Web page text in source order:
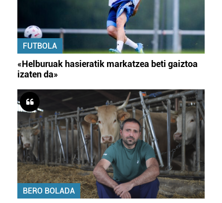
FUTBOLA
«Helburuak hasieratik markatzea beti gaiztoa
izaten da»
BERO BOLADA